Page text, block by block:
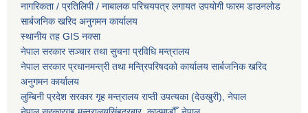
नागरिकता / प्रतिलिपी / नाबालक परिचयपत्र लगायत उपयोगी फारम डाउनलोड
सार्बजनिक खरिद अनुगमन कार्यालय
स्थानीय तह GIS नक्सा
नेपाल सरकारसञ्चार तथा सुचना प्रविधि मन्त्रालय
नेपाल सरकार प्रधानमन्त्री तथा मन्त्रिपरिषदको कार्यालय सार्बजनिक खरिद
अनुगमन कार्यालय
लुम्बिनी प्रदेश सरकार गृह मन्त्रालय राप्ती उपत्यका (देउखुरी), नेपाल